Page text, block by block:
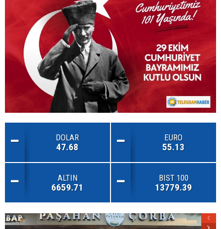
DOLAR
47.68
EURO
55.13
ALTIN
6659.71
BIST 100
13779.39